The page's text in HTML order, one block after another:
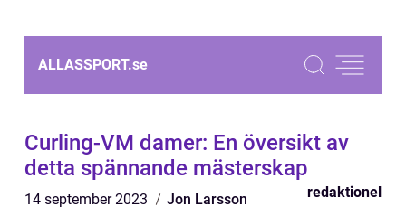
ALLASSPORT.se
Curling-VM damer: En översikt av
detta spännande mästerskap
14 september 2023 Jon Larsson redaktionel